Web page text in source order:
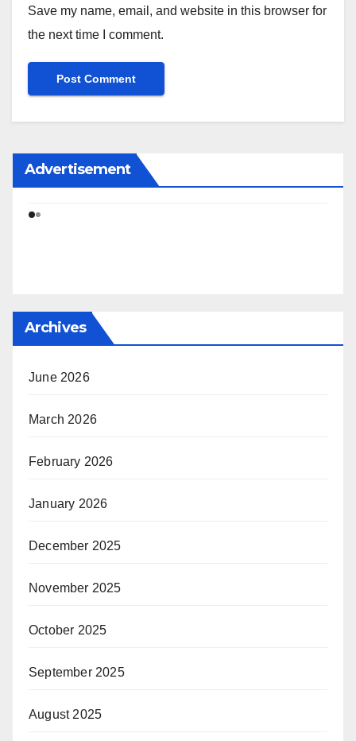
Save my name, email, and website in this browser for
the next time I comment.
Advertisement
Archives
June 2026
March 2026
February 2026
January 2026
December 2025
November 2025
October 2025
September 2025
August 2025